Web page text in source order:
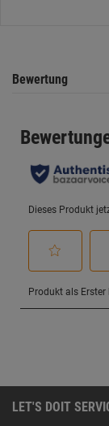
Bewertung
LET'S DOIT